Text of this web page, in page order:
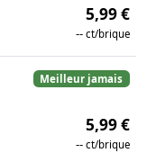
5,99 €
-- ct/brique
Meilleur jamais
5,99 €
-- ct/brique